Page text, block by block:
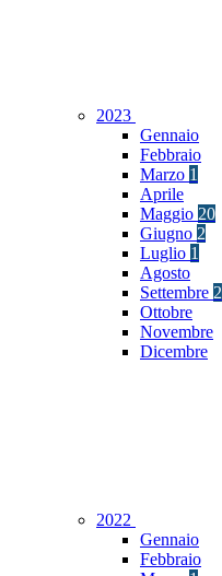
2023
Gennaio
Febbraio
Marzo 1
Aprile
Maggio 20
Giugno 2
Luglio 1
Agosto
Settembre 2
Ottobre
Novembre
Dicembre
2022
Gennaio
Febbraio